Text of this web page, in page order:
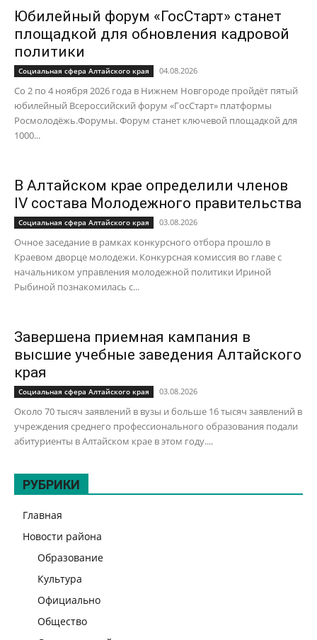
Юбилейный форум «ГосСтарт» станет
площадкой для обновления кадровой
политики
Социальная сфера Алтайского края 04.08.2026
Со 2 по 4 ноября 2026 года в Нижнем Новгороде пройдёт пятый
юбилейный Всероссийский форум «ГосСтарт» платформы
Росмолодёжь.Форумы. Форум станет ключевой площадкой для
1000...
В Алтайском крае определили членов
IV состава Молодежного правительства
Социальная сфера Алтайского края 03.08.2026
Очное заседание в рамках конкурсного отбора прошло в
Краевом дворце молодежи. Конкурсная комиссия во главе с
начальником управления молодежной политики Ириной
Рыбиной познакомилась с...
Завершена приемная кампания в
высшие учебные заведения Алтайского
края
Социальная сфера Алтайского края 03.08.2026
Около 70 тысяч заявлений в вузы и больше 16 тысяч заявлений в
учреждения среднего профессионального образования подали
абитуриенты в Алтайском крае в этом году....
РУБРИКИ
Главная
Новости района
Образование
Культура
Официально
Общество